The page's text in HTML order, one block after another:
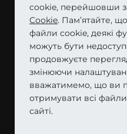
cookie, перейшовши
Cookie. Пам’ятайте,
файли cookie, деякі
можуть бути
продовжуєте
змінюючи
вважатимемо, що ви
отримувати всі
сайті.